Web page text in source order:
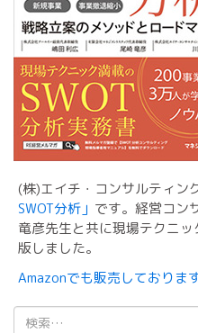
(株)エイチ・コンサルティン
SWOT分析」 です。経営コン
竜彦先生と共に現場テクニ
版しました。
Amazonでも販売しております
検